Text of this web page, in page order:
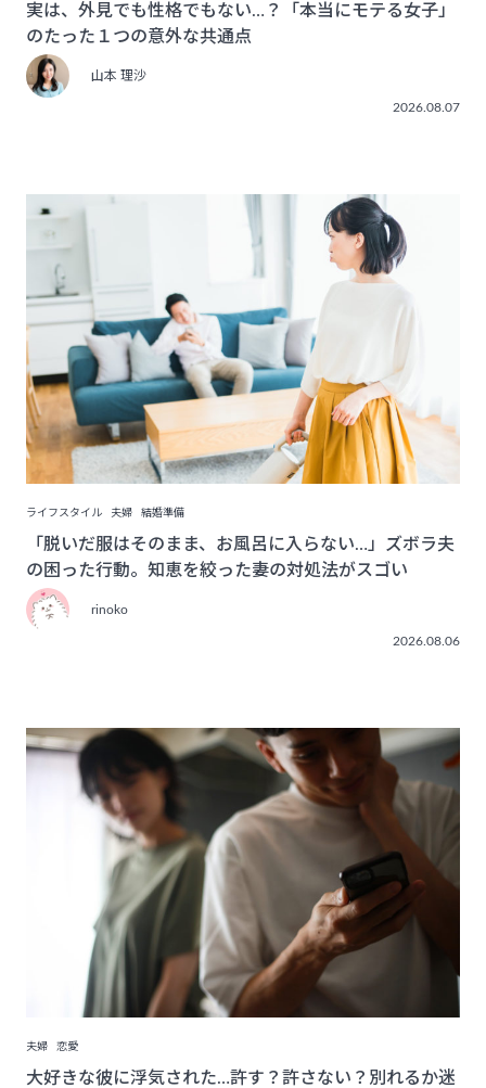
実は、外見でも性格でもない…？「本当にモテる女子」
のたった１つの意外な共通点
山本 理沙
2026.08.07
ライフスタイル 夫婦 結婚準備
「脱いだ服はそのまま、お風呂に入らない…」ズボラ夫
の困った行動。知恵を絞った妻の対処法がスゴい
rinoko
2026.08.06
夫婦 恋愛
大好きな彼に浮気された…許す？許さない？別れるか迷